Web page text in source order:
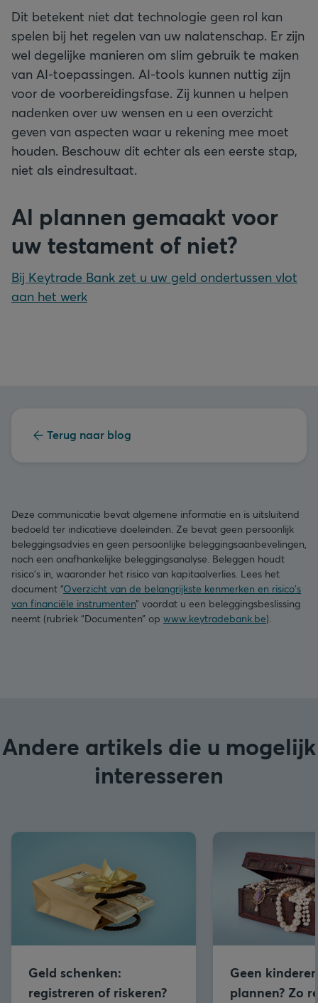
Dit betekent niet dat technologie geen rol kan
spelen bij het regelen van uw nalatenschap. Er zijn
wel degelijke manieren om slim gebruik te maken
van AI-toepassingen. AI-tools kunnen nuttig zijn
voor de voorbereidingsfase. Zij kunnen u helpen
nadenken over uw wensen en u een overzicht
geven van aspecten waar u rekening mee moet
houden. Beschouw dit echter als een eerste stap,
niet als eindresultaat.
Al plannen gemaakt voor
uw testament of niet?
Bij Keytrade Bank zet u uw geld ondertussen vlot
aan het werk
Terug naar blog
Deze communicatie bevat algemene informatie en is uitsluitend
bedoeld ter indicatieve doeleinden. Ze bevat geen persoonlijk
beleggingsadvies en geen persoonlijke beleggingsaanbevelingen,
noch een onafhankelijke beleggingsanalyse. Beleggen houdt
risico's in, waaronder het risico van kapitaalverlies. Lees het
document “Overzicht van de belangrijkste kenmerken en risico's
van financiële instrumenten” voordat u een beleggingsbeslissing
neemt (rubriek “Documenten” op www.keytradebank.be).
Andere artikels die u mogelijk
interesseren
Geld schenken:
registreren of riskeren?
Geen
plannen? Zo